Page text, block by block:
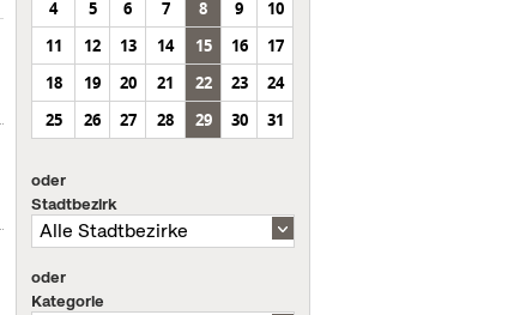
4
5 6 7 8 9
10
11
12 13 14 15 16
17
18
19 20 21 22 23
24
25
26 27 28 29 30 31
oder
Stadtbezirk
oder
Kategorie